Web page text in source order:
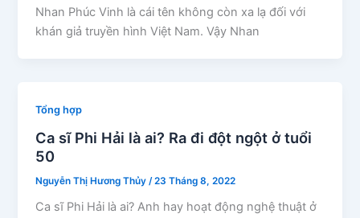
Nhan Phúc Vinh là cái tên không còn xa lạ đối với
khán giả truyền hình Việt Nam. Vậy Nhan
Tổng hợp
Ca sĩ Phi Hải là ai? Ra đi đột ngột ở tuổi
50
Nguyễn Thị Hương Thủy /23 Tháng 8, 2022
Ca sĩ Phi Hải là ai? Anh hay hoạt động nghệ thuật ở